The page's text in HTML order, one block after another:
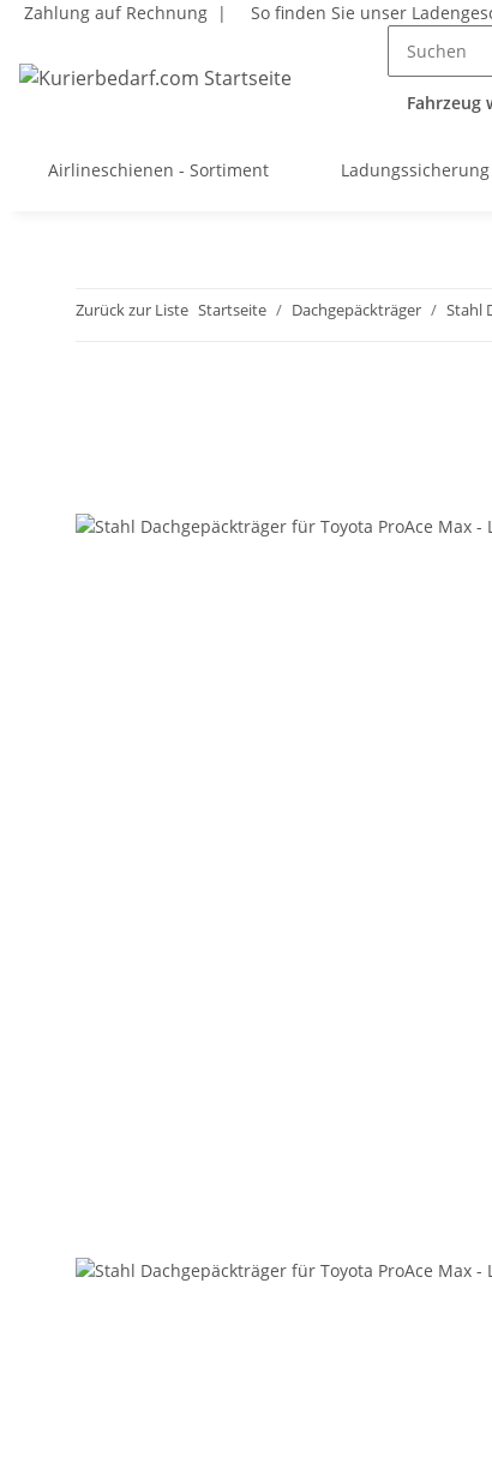
Zahlung auf Rechnung | So finden Sie unser
Fahrzeug
Airlineschienen - Sortiment Ladungssicherung
Zurück zur Liste Startseite Dachgepäckträger Stahl